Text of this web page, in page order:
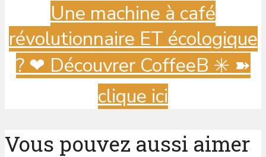
Une machine à café
révolutionnaire ET écologique
? ️❤ Découvrer CoffeeB ✳️ ➽
clique ici
Vous pouvez aussi aimer